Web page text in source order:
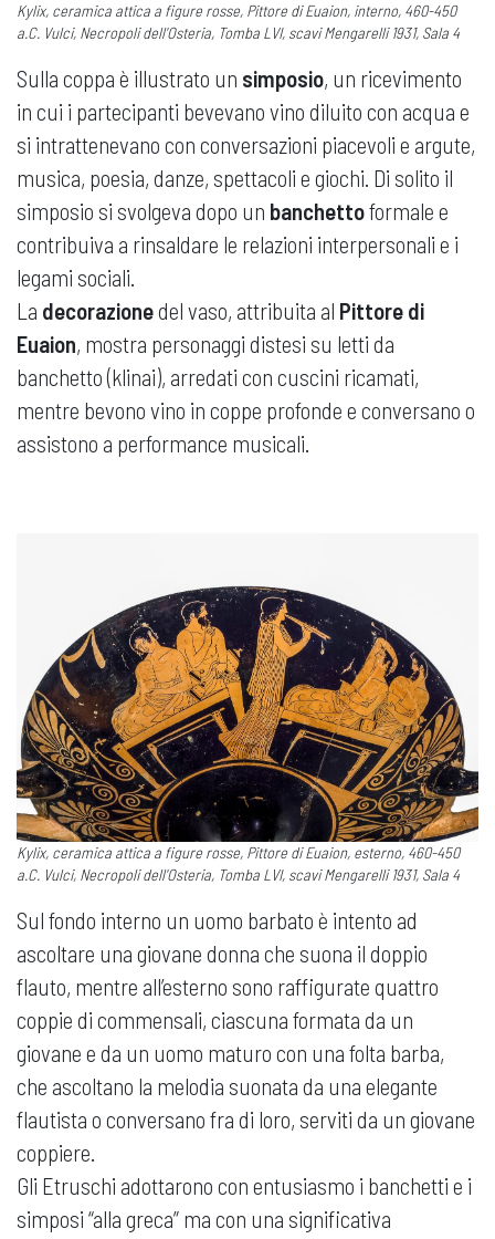
Kylix, ceramica attica a figure rosse, Pittore di Euaion, interno, 460-450
a.C. Vulci, Necropoli dell'Osteria, Tomba LVI, scavi Mengarelli 1931, Sala 4
Sulla coppa è illustrato un simposio, un ricevimento
in cui i partecipanti bevevano vino diluito con acqua e
si intrattenevano con conversazioni piacevoli e argute,
musica, poesia, danze, spettacoli e giochi. Di solito il
simposio si svolgeva dopo un banchettoformale e
contribuiva a rinsaldare le relazioni interpersonali e i
legami sociali.
La decorazionedel vaso, attribuita al Pittore di
Euaion, mostra personaggi distesi su letti da
banchetto (klinai), arredati con cuscini ricamati,
mentre bevono vino in coppe profonde e conversano o
assistono a performance musicali.
Kylix, ceramica attica a figure rosse, Pittore di Euaion, esterno, 460-450
a.C. Vulci, Necropoli dell'Osteria, Tomba LVI, scavi Mengarelli 1931, Sala 4
Sul fondo interno un uomo barbato è intento ad
ascoltare una giovane donna che suona il doppio
flauto, mentre all’esterno sono raffigurate quattro
coppie di commensali, ciascuna formata da un
giovane e da un uomo maturo con una folta barba,
che ascoltano la melodia suonata da una elegante
flautista o conversano fra di loro, serviti da un giovane
coppiere.
Gli Etruschi adottarono con entusiasmo i banchetti e i
simposi “alla greca” ma con una significativa